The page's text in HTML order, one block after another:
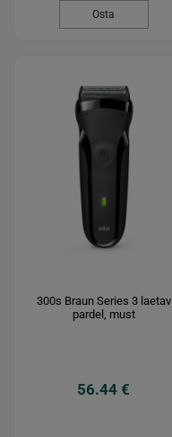
Osta
300s Braun Series 3 laetav
pardel, must
56.44 €